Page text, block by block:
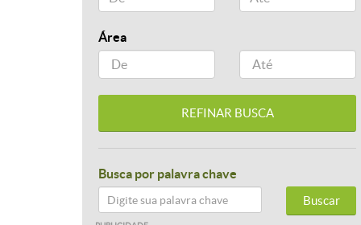
Área
Busca por palavra chave
Buscar